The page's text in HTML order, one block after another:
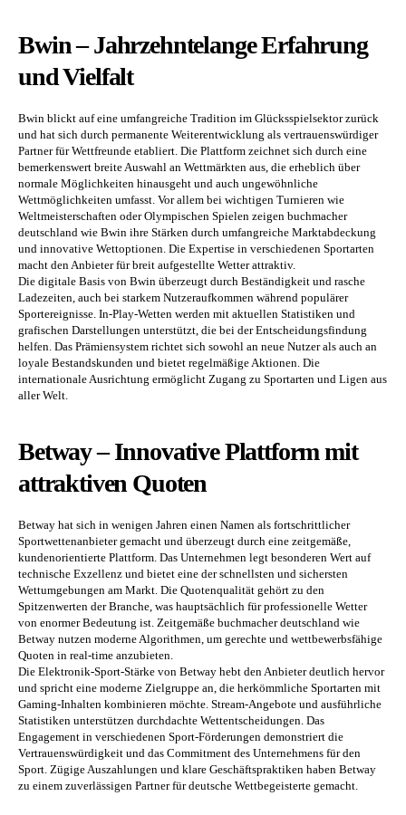
Bwin – Jahrzehntelange Erfahrung
und Vielfalt
Bwin blickt auf eine umfangreiche Tradition im Glücksspielsektor zurück
und hat sich durch permanente Weiterentwicklung als vertrauenswürdiger
Partner für Wettfreunde etabliert. Die Plattform zeichnet sich durch eine
bemerkenswert breite Auswahl an Wettmärkten aus, die erheblich über
normale Möglichkeiten hinausgeht und auch ungewöhnliche
Wettmöglichkeiten umfasst. Vor allem bei wichtigen Turnieren wie
Weltmeisterschaften oder Olympischen Spielen zeigen buchmacher
deutschland wie Bwin ihre Stärken durch umfangreiche Marktabdeckung
und innovative Wettoptionen. Die Expertise in verschiedenen Sportarten
macht den Anbieter für breit aufgestellte Wetter attraktiv.
Die digitale Basis von Bwin überzeugt durch Beständigkeit und rasche
Ladezeiten, auch bei starkem Nutzeraufkommen während populärer
Sportereignisse. In-Play-Wetten werden mit aktuellen Statistiken und
grafischen Darstellungen unterstützt, die bei der Entscheidungsfindung
helfen. Das Prämiensystem richtet sich sowohl an neue Nutzer als auch an
loyale Bestandskunden und bietet regelmäßige Aktionen. Die
internationale Ausrichtung ermöglicht Zugang zu Sportarten und Ligen aus
aller Welt.
Betway – Innovative Plattform mit
attraktiven Quoten
Betway hat sich in wenigen Jahren einen Namen als fortschrittlicher
Sportwettenanbieter gemacht und überzeugt durch eine zeitgemäße,
kundenorientierte Plattform. Das Unternehmen legt besonderen Wert auf
technische Exzellenz und bietet eine der schnellsten und sichersten
Wettumgebungen am Markt. Die Quotenqualität gehört zu den
Spitzenwerten der Branche, was hauptsächlich für professionelle Wetter
von enormer Bedeutung ist. Zeitgemäße buchmacher deutschland wie
Betway nutzen moderne Algorithmen, um gerechte und wettbewerbsfähige
Quoten in real-time anzubieten.
Die Elektronik-Sport-Stärke von Betway hebt den Anbieter deutlich hervor
und spricht eine moderne Zielgruppe an, die herkömmliche Sportarten mit
Gaming-Inhalten kombinieren möchte. Stream-Angebote und ausführliche
Statistiken unterstützen durchdachte Wettentscheidungen. Das
Engagement in verschiedenen Sport-Förderungen demonstriert die
Vertrauenswürdigkeit und das Commitment des Unternehmens für den
Sport. Zügige Auszahlungen und klare Geschäftspraktiken haben Betway
zu einem zuverlässigen Partner für deutsche Wettbegeisterte gemacht.